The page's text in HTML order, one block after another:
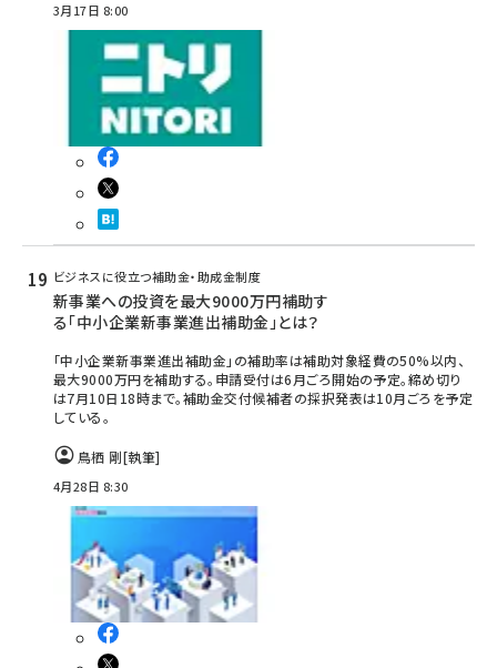
3月17日 8:00
ビジネスに役立つ補助金・助成金制度
新事業への投資を最大9000万円補助す
る「中小企業新事業進出補助金」とは？
「中小企業新事業進出補助金」の補助率は補助対象経費の50%以内、
最大9000万円を補助する。申請受付は​6月ごろ開始の予定。締め切り
は7月10日18時まで。補助金交付候補者の採択発表は10月ごろを予定
している。
鳥栖 剛[執筆]
4月28日 8:30